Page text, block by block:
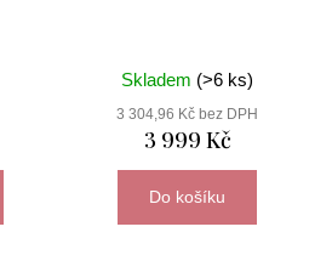
Skladem (>6 ks)
3 304,96 Kč bez DPH
3 999 Kč
Do košíku